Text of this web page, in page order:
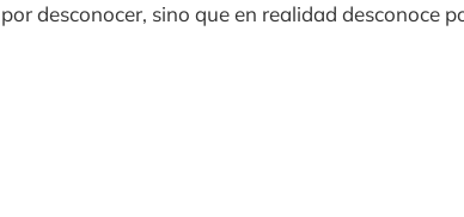
por desconocer, sino que en realidad desconoce